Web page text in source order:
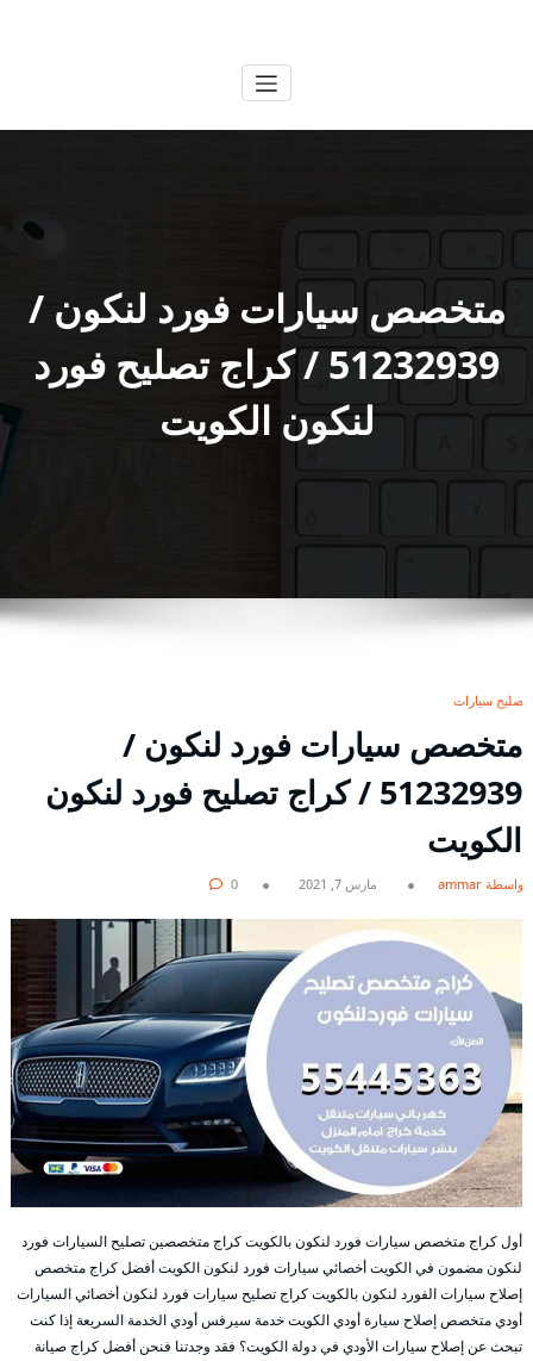
متخصص سيارات فورد لنكون /
51232939‬ / كراج تصليح فورد
لنكون الكويت
تصليح سيارات
متخصص سيارات فورد لنكون /
51232939‬ / كراج تصليح فورد لنكون
الكويت
بواسطة ammar مارس 7, 2021 0
أول كراج متخصص سيارات فورد لنكون بالكويت كراج متخصصين تصليح السيارات فورد
لنكون مضمون في الكويت أخصائي سيارات فورد لنكون الكويت أفضل كراج متخصص
إصلاح سيارات الفورد لنكون بالكويت كراج تصليح سيارات فورد لنكون أخصائي السيارات
أودي متخصص إصلاح سيارة أودي الكويت خدمة سيرفس أودي الخدمة السريعة إذا كنت
تبحث عن إصلاح سيارات الأودي في دولة الكويت؟ فقد وجدتنا فنحن أفضل كراج صيانة